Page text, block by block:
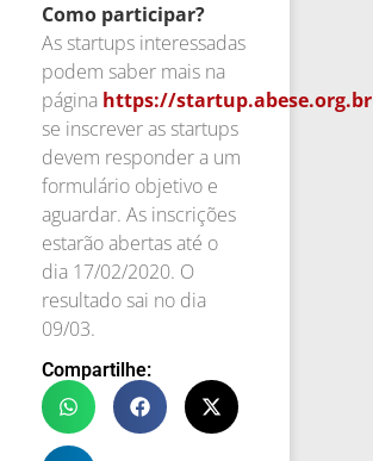
Como participar?
As startups interessadas
podem saber mais na
página https://startup.abese.org.br
se inscrever as startups
devem responder a um
formulário objetivo e
aguardar. As inscrições
estarão abertas até o
dia 17/02/2020. O
resultado sai no dia
09/03.
Compartilhe: